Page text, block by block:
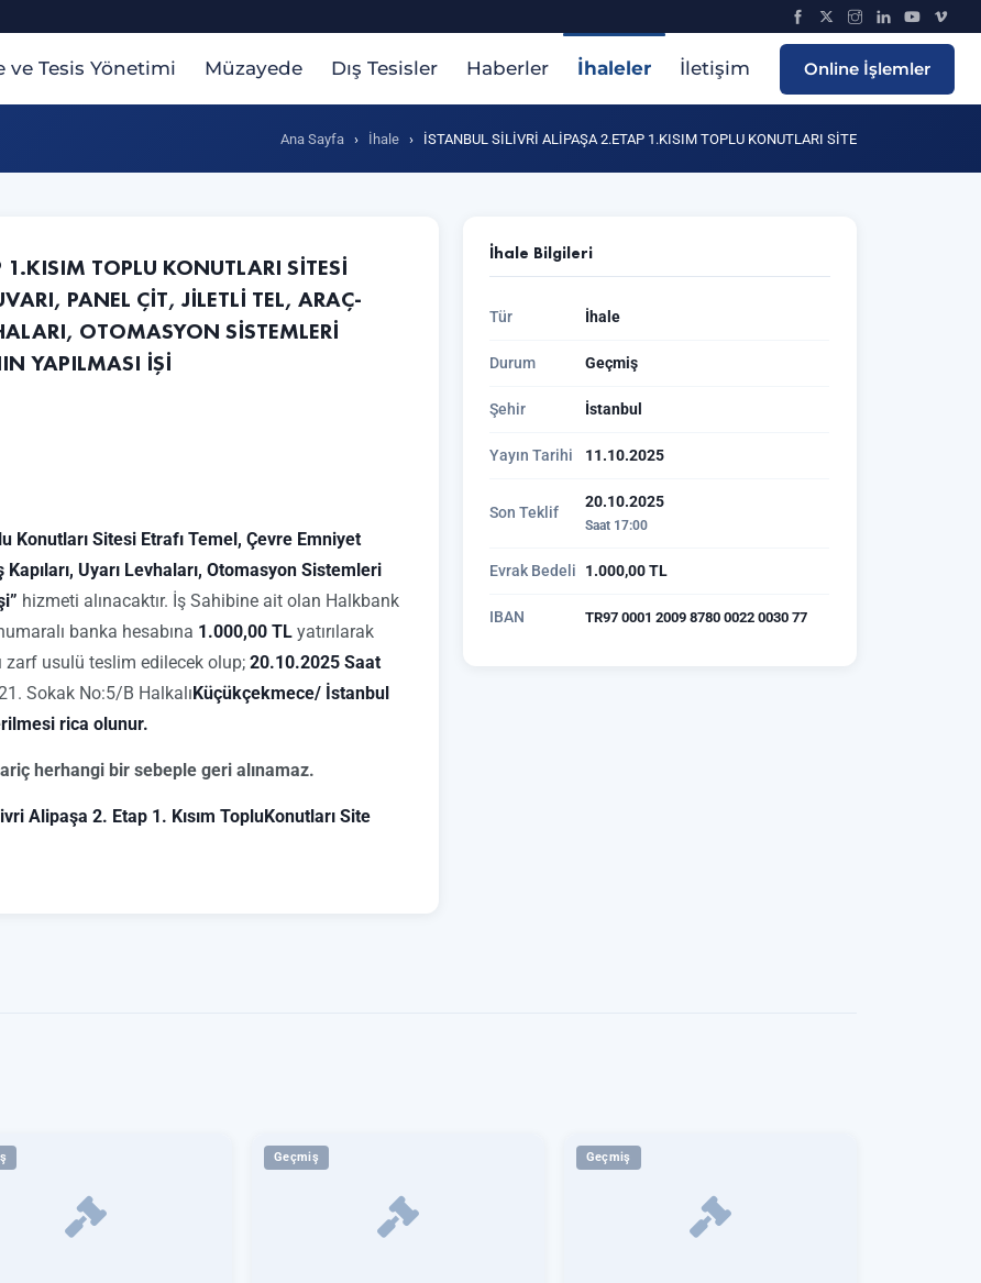
ve Tesis Yönetimi Müzayede Dış Tesisler Haberler İhaleler İletişim Online İşlemler
Ana Sayfa › İhale › İSTANBUL SİLİVRİ ALİPAŞA 2.ETAP 1.KISIM TOPLU KONUTLARI SİTE
TOPLU KONUTLARI SİTESİ
PANEL ÇİT, JİLETLİ TEL, ARAÇ-
OTOMASYON SİSTEMLERİ
YAPILMASI İŞİ
Konutları Sitesi Etrafı Temel, Çevre Emniyet
Uyarı Levhaları, Otomasyon Sistemleri
hizmeti alınacaktır. İş Sahibine ait olan Halkbank
banka hesabına 1.000,00 TL yatırılarak
zarf usulü teslim edilecek olup;20.10.2025 Saat
Sokak No:5/B HalkalıKüçükçekmece/ İstanbul
rica olunur.
herhangi bir sebeple geri alınamaz.
Alipaşa 2. Etap 1. Kısım TopluKonutları Site
İhale Bilgileri
Tür İhale
Durum Geçmiş
Şehir İstanbul
Yayın Tarihi 11.10.2025
Son Teklif
20.10.2025
Saat 17:00
Evrak Bedeli 1.000,00 TL
IBAN TR97 0001 2009 8780 0022 0030 77
Geçmiş Geçmiş